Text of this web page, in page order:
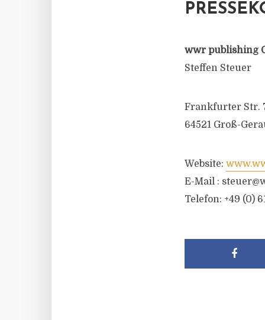
wwr publishing
Steffen Steuer
Frankfurter Str.
64521 Groß-
Website:
E-Mail :
Telefon: +49 (0)